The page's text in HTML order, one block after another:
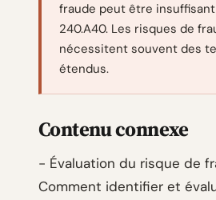
fraude peut être insuffisant
240.A40. Les risques de
nécessitent souvent des
étendus.
Contenu connexe
- Évaluation du risque de
Comment identifier et